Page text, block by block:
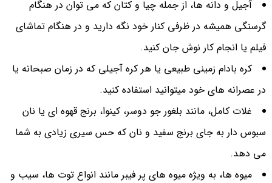
آجیل و دانه ها، از جمله چیا و کتان که می توان در هنگام
گرسنگی همیشه در ظرفی کنار خود نگه دارید و در هنگام تماشای
فیلم یا انجام کار نوش جان کنید.
کره بادام زمینی طبیعی یا هر کره آجیلی که در زمان صبحانه یا
در عصرانه های خود میتوانید استفاده کنید.
غلات کامل، مانند بلغور جو دوسر، کینوا، برنج قهوه ای یا نان
سبوس دار به جای برنج سفید و نان که حس سیری زیادی به شما
می دهد.
میوه ها، به ویژه میوه های پر فیبر مانند انواع توت ها، سیب و